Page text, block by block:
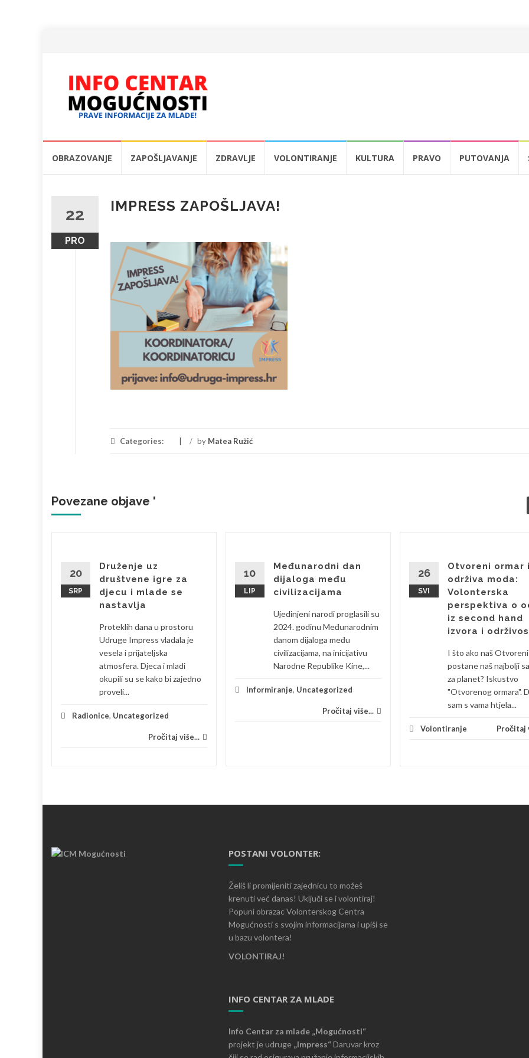
OBRAZOVANJE ZAPOŠLJAVANJE ZDRAVLJE VOLONTIRANJE KULTURA PRAVO PUTOVANJA
22
PRO
IMPRESS ZAPOŠLJAVA!
Categories: / by Matea Ružić
Povezane objave '
20
SRP
Druženje uz
društvene igre za
djecu i mlade se
nastavlja
Proteklih dana u prostoru
Udruge Impress vladala je
vesela i prijateljska
atmosfera. Djeca i mladi
okupili su se kako bi zajedno
proveli...
Radionice, Uncategorized
Pročitaj više...
10
LIP
Međunarodni dan
dijaloga među
civilizacijama
Ujedinjeni narodi proglasili su
2024. godinu Međunarodnim
danom dijaloga među
civilizacijama, na inicijativu
Narodne Republike Kine,...
Informiranje, Uncategorized
Pročitaj više...
26
SVI
Otvoreni ormar i
održiva moda:
Volonterska
perspektiva o
iz second hand
izvora i
I što ako naš
postane naš najbolji
za planet? Iskustvo
"Otvorenog ormara".
sam s vama htjela...
Volontiranje Pročitaj
POSTANI VOLONTER:
Želiš li promijeniti zajednicu to možeš
krenuti već danas! Uključi se i volontiraj!
Popuni obrazac Volonterskog Centra
Mogućnosti s svojim informacijama i upiši se
u bazu volontera!
VOLONTIRAJ!
INFO CENTAR ZA MLADE
Info Centar za mlade „Mogućnosti“
projekt je udruge „Impress“Daruvar kroz